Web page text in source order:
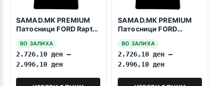
SAMAD.MK PREMIUM
Патосници FORD Raptor
ВО ЗАЛИХА
2.726,10 ден –
2.996,10 ден
SAMAD.MK PREMIUM
Патосници FORD
ВО ЗАЛИХА
2.726,10 ден –
2.996,10 ден